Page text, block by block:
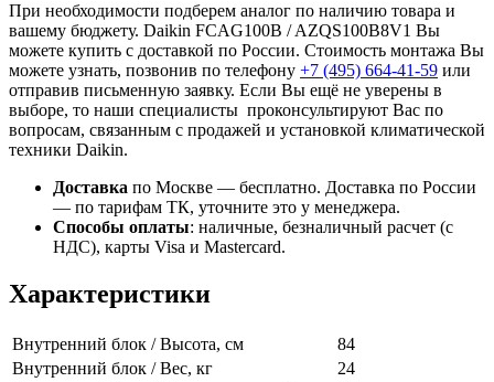
При необходимости подберем аналог по наличию товара и
вашему бюджету. Daikin FCAG100B / AZQS100B8V1 Вы
можете купить с доставкой по России. Стоимость монтажа Вы
можете узнать, позвонив по телефону +7 (495) 664-41-59 или
отправив письменную заявку. Если Вы ещё не уверены в
выборе, то наши специалисты проконсультируют Вас по
вопросам, связанным с продажей и установкой климатической
техники Daikin.
Доставка по Москве — бесплатно. Доставка по России
— по тарифам ТК, уточните это у менеджера.
Способы оплаты: наличные, безналичный расчет (с
НДС), карты Visa и Mastercard.
Характеристики
Внутренний блок / Высота, см
84
Внутренний блок / Вес, кг
24